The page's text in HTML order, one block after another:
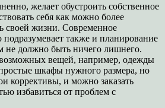
желает обустроить собственное
себя как можно более
своей жизни. Современное
подразумевает также и планирование
не должно быть ничего лишнего.
вещей, например, одежды
шкафы нужного размера, но
коррективы, и можно заказать
избавиться от проблем с